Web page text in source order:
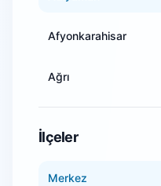
Afyonkarahisar
Ağrı
İlçeler
Merkez